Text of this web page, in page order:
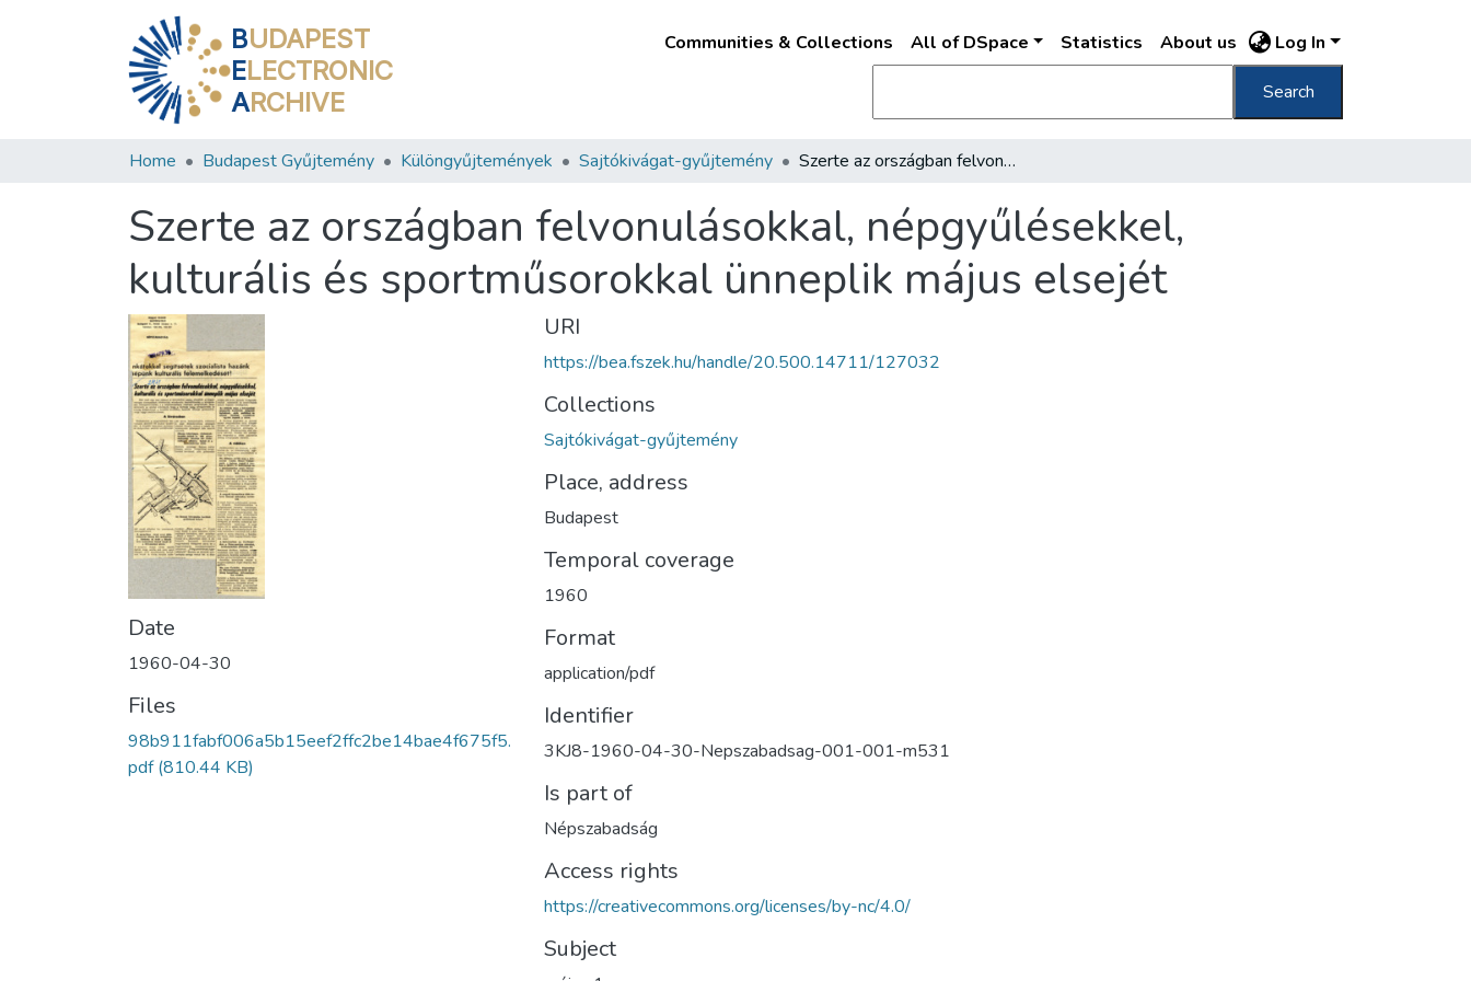
BUDAPEST
ELECTRONIC
ARCHIVE
Communities & Collections All of DSpace Statistics About us Log In
Search
Home Budapest Gyűjtemény Különgyűjtemények Sajtókivágat-gyűjtemény Szerte az országban felvonulásokkal, népgyűlésekkel, kulturális és sportműsorokkal ünneplik május elsejét
Szerte az országban felvonulásokkal, népgyűlésekkel,
kulturális és sportműsorokkal ünneplik május elsejét
Date
1960-04-30
Files
98b911fabf006a5b15eef2ffc2be14bae4f675f5.
pdf(810.44 KB)
URI
https://bea.fszek.hu/handle/20.500.14711/127032
Collections
Sajtókivágat-gyűjtemény
Place, address
Budapest
Temporal coverage
1960
Format
application/pdf
Identifier
3KJ8-1960-04-30-Nepszabadsag-001-001-m531
Is part of
Népszabadság
Access rights
https://creativecommons.org/licenses/by-nc/4.0/
Subject